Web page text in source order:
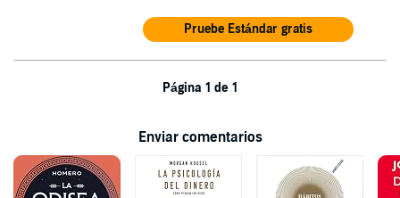
Pruebe Estándar gratis
Página 1 de 1
Enviar comentarios